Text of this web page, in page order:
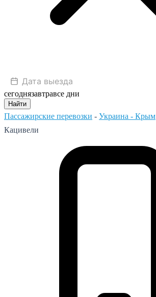
сегоднязавтравсе дни
Найти
Пассажирские перевозки - Украина - Крым
Кацивели